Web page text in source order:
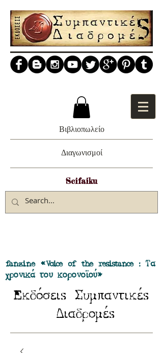
Βιβλιοπωλείο
Διαγωνισμοί
Scifaiku
fanzine «Voice of the resistance : Τα
χρονικά του κορονοϊού»
Eκδόσειs Συμπαντικέs
Διαδρομέs